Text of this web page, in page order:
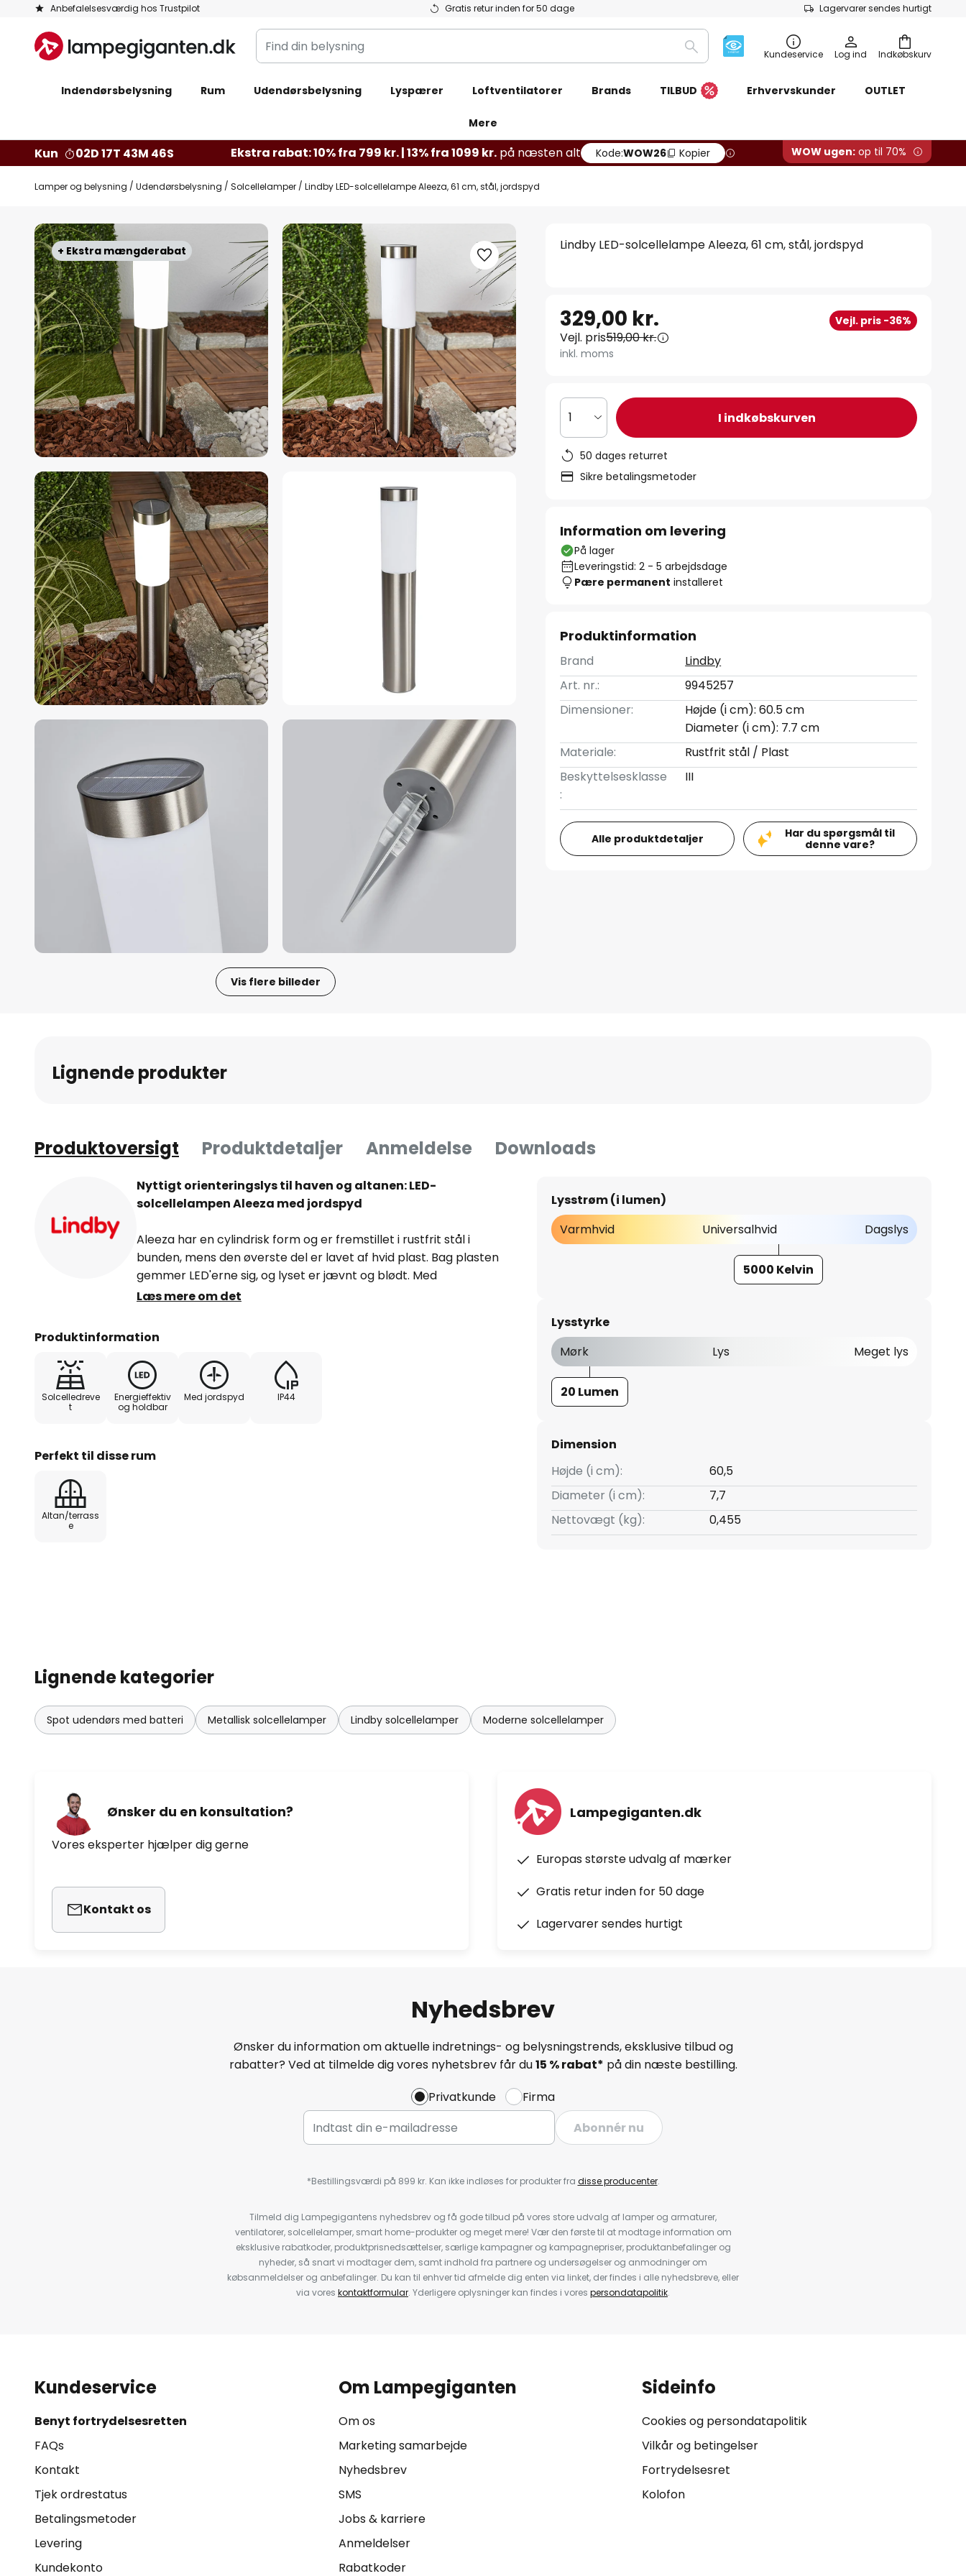
Anbefalelsesværdig hos Trustpilot Gratis retur inden for 50 dage Lagervarer sendes hurtigt
Skip
Content
Indkøbskurv
Find
din
Søg Kundeservice Log ind
Indendørsbelysning Rum Udendørsbelysning Lyspærer Loftventilatorer Brands TILBUD Erhvervskunder OUTLET
Mere
Kun 02D 17T 43M 45S Ekstra rabat: 10% fra 799 kr. | 13% fra 1099 kr. på næsten alt Kode:WOW26 Kopier WOW ugen: op til 70%
Lamper og belysning Udendørsbelysning Solcellelamper Lindby LED-solcellelampe Aleeza, 61 cm, stål, jordspyd
+ Ekstra mængderabat
Gå
til
slutningen
af
billedgalleriet
Vis flere billeder
billedgalleriet
Lindby LED-solcellelampe Aleeza, 61 cm, stål, jordspyd
329,00 kr. Vejl. pris -36%
Vejl. pris519,00 kr.
inkl. moms
1 I indkøbskurven
50 dages returret
Sikre betalingsmetoder
Information om levering
På lager
Leveringstid: 2 - 5 arbejdsdage
Pære permanent installeret
Produktinformation
Brand
Lindby
Art. nr.:
9945257
Dimensioner:
Højde (i cm): 60.5 cm
Diameter (i cm): 7.7 cm
Materiale:
Rustfrit stål / Plast
Beskyttelsesklasse
:
III
Alle produktdetaljer
Har du spørgsmål til
denne vare?
Lignende produkter
Produktoversigt Produktdetaljer Anmeldelse Downloads
Nyttigt orienteringslys til haven og altanen: LED-
solcellelampen Aleeza med jordspyd
Aleeza har en cylindrisk form og er fremstillet i rustfrit stål i
bunden, mens den øverste del er lavet af hvid plast. Bag plasten
gemmer LED'erne sig, og lyset er jævnt og blødt. Med
jordspydet kan LED-solcellelampen fastgøres i jorden, så Aleeza
blødt orienteringslys, så man ikke går helt i mørke, når man
Læs mere om det
Produktinformation
Solcelledreve
t
Energieffektiv
og holdbar
Med jordspyd IP44
Perfekt til disse rum
Altan/terrass
e
Lysstrøm (i lumen)
Varmhvid
Universalhvid Dagslys
5000 Kelvin
Lysstyrke
Mørk
Lys Meget lys
20 Lumen
Dimension
Højde (i cm):
60,5
Diameter (i cm):
7,7
Nettovægt (kg):
0,455
Lignende kategorier
Spot udendørs med batteri Metallisk solcellelamper Lindby solcellelamper Moderne solcellelamper
Ønsker du en konsultation?
Vores eksperter hjælper dig gerne
Kontakt os
Lampegiganten.dk
Europas største udvalg af mærker
Gratis retur inden for 50 dage
Lagervarer sendes hurtigt
Nyhedsbrev
Ønsker du information om aktuelle indretnings- og belysningstrends, eksklusive tilbud og
rabatter? Ved at tilmelde dig vores nyhetsbrev får du15 % rabat* på din næste bestilling.
Privatkunde
Firma
Abonnér nu
*Bestillingsværdi på 899 kr. Kan ikke indløses for produkter fra disse producenter.
Tilmeld dig Lampegigantens nyhedsbrev og få gode tilbud på vores store udvalg af lamper og armaturer,
ventilatorer, solcellelamper, smart home-produkter og meget mere! Vær den første til at modtage information om
eksklusive rabatkoder, produktprisnedsættelser, særlige kampagner og kampagnepriser, produktanbefalinger og
nyheder, så snart vi modtager dem, samt indhold fra partnere og undersøgelser og anmodninger om
købsanmeldelser og anbefalinger. Du kan til enhver tid afmelde dig enten via linket, der findes i alle nyhedsbreve, eller
via vores kontaktformular. Yderligere oplysninger kan findes i vores persondatapolitik.
Kundeservice
Benyt fortrydelsesretten
FAQs
Kontakt
Tjek ordrestatus
Betalingsmetoder
Levering
Kundekonto
Om Lampegiganten
Om os
Marketing samarbejde
Nyhedsbrev
SMS
Jobs & karriere
Anmeldelser
Rabatkoder
Sideinfo
Cookies og persondatapolitik
Vilkår og betingelser
Fortrydelsesret
Kolofon